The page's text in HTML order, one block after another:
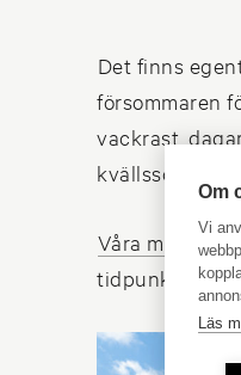
Det finns
försommaren
vackrast,
kvällssolen
Våra mäklare
tidpunkt
Om
Vi
Läs